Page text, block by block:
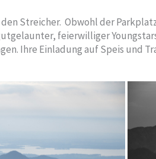
Streicher. Obwohl der
feierwilliger
Ihre Einladung auf Speis und